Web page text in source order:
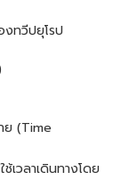
ทวีปยุโรป
ย (Time
เวลาเดินทางโดย